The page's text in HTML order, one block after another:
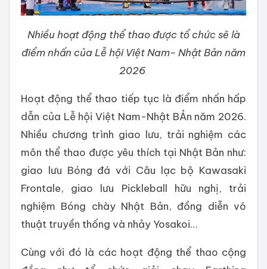
Nhiều hoạt động thể thao được tổ chức sẽ là
điểm nhấn của Lễ hội Việt Nam- Nhật Bản năm
2026
Hoạt động thể thao tiếp tục là điểm nhấn hấp
dẫn của Lễ hội Việt Nam-Nhật BẢn năm 2026.
Nhiều chương trình giao lưu, trải nghiệm các
môn thể thao được yêu thích tại Nhật Bản như:
giao lưu Bóng đá với Câu lạc bộ Kawasaki
Frontale, giao lưu Pickleball hữu nghị, trải
nghiệm Bóng chày Nhật Bản, đồng diễn võ
thuật truyền thống và nhảy Yosakoi…
Cùng với đó là các hoạt động thể thao cộng